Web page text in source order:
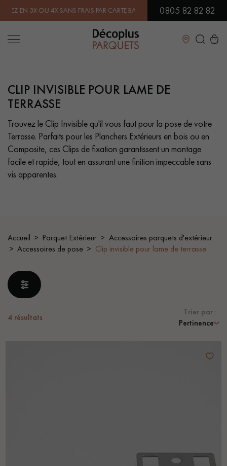
OU 4X SANS FRAIS PAR CARTE BANCAIRE. EN SAVOIR PLUS|
0805 82 82 82
Fermer
LES RECHERCHES LES PLUS COURANTES
PARQUET MASSIF
PARQUET CONTRECOLLÉ -
FLOTTANT
SOL PLAQUÉ BOIS VERITABLES PARQUETS À MOTIFS
PARQUET EN BOIS EXOTIQUE
ACCESSOIRES PARQUET
pas dans le choix et la pose de votre parquet.
CLIP INVISIBLE POUR LAME DE
TERRASSE
Trouvez le Clip Invisible qu'il vous faut pour la pose de votre
Terrasse. Parfaits pour les Planchers Extérieurs en bois ou en
Composite, ces Clips de fixation garantissent un montage
facile et rapide, tout en assurant une finition impeccable sans
vis apparentes.
Accueil Parquet Extérieur
Accessoires parquets d'extérieur
Accessoires de pose
Clip invisible pour lame de terrasse
4 résultats
Trier par :
Pertinence